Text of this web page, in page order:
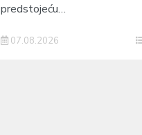
predstojeću…
07.08.2026